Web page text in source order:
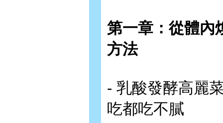
第一章：從體內
方法
- 乳酸發酵高麗
吃都吃不膩